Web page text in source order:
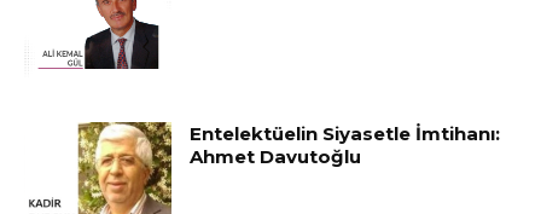
Entelektüelin Siyasetle İmtihanı:
Ahmet Davutoğlu